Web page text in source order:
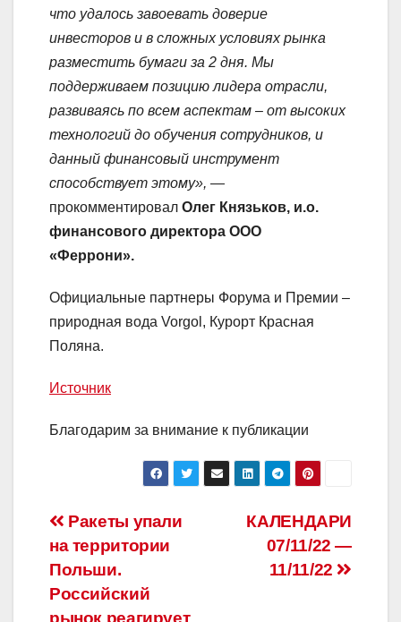
что удалось завоевать доверие
инвесторов и в сложных условиях рынка
разместить бумаги за 2 дня. Мы
поддерживаем позицию лидера отрасли,
развиваясь по всем аспектам – от высоких
технологий до обучения сотрудников, и
данный финансовый инструмент
способствует этому», —
прокомментировал Олег Князьков, и.о.
финансового директора ООО
«Феррони».
Официальные партнеры Форума и Премии –
природная вода Vorgol, Курорт Красная
Поляна.
Источник
Благодарим за внимание к публикации
Навигация
по
записям
КАЛЕНДАРИ
07/11/22 —
11/11/22
Ракеты упали
на территории
Польши.
Российский
рынок реагирует